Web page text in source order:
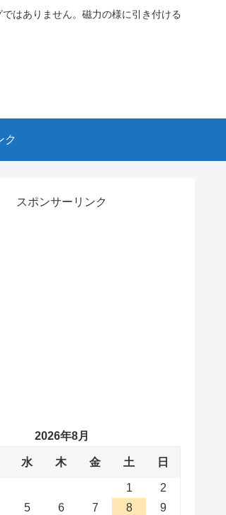
はありません。磁力の様に引き付ける
ク
スポンサーリンク
2026年8月
水 木 金 土 日
1
2
5 6 7 8
9